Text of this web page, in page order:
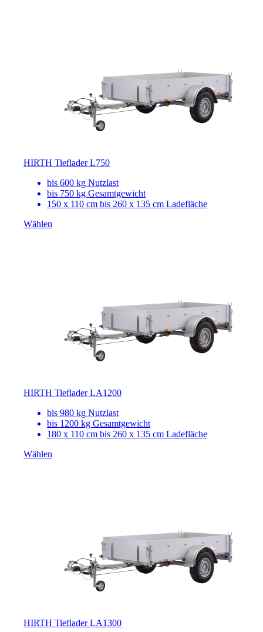
HIRTH Tieflader L750
bis 600 kg Nutzlast
bis 750 kg Gesamtgewicht
150 x 110 cm bis 260 x 135 cm Ladefläche
Wählen
HIRTH Tieflader LA1200
bis 980 kg Nutzlast
bis 1200 kg Gesamtgewicht
180 x 110 cm bis 260 x 135 cm Ladefläche
Wählen
HIRTH Tieflader LA1300